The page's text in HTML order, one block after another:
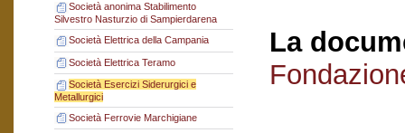
Società anonima Stabilimento
Silvestro Nasturzio di Sampierdarena
Società Elettrica della Campania
Società Elettrica Teramo
Società Esercizi Siderurgici e
Metallurgici
Società Ferrovie Marchigiane
La